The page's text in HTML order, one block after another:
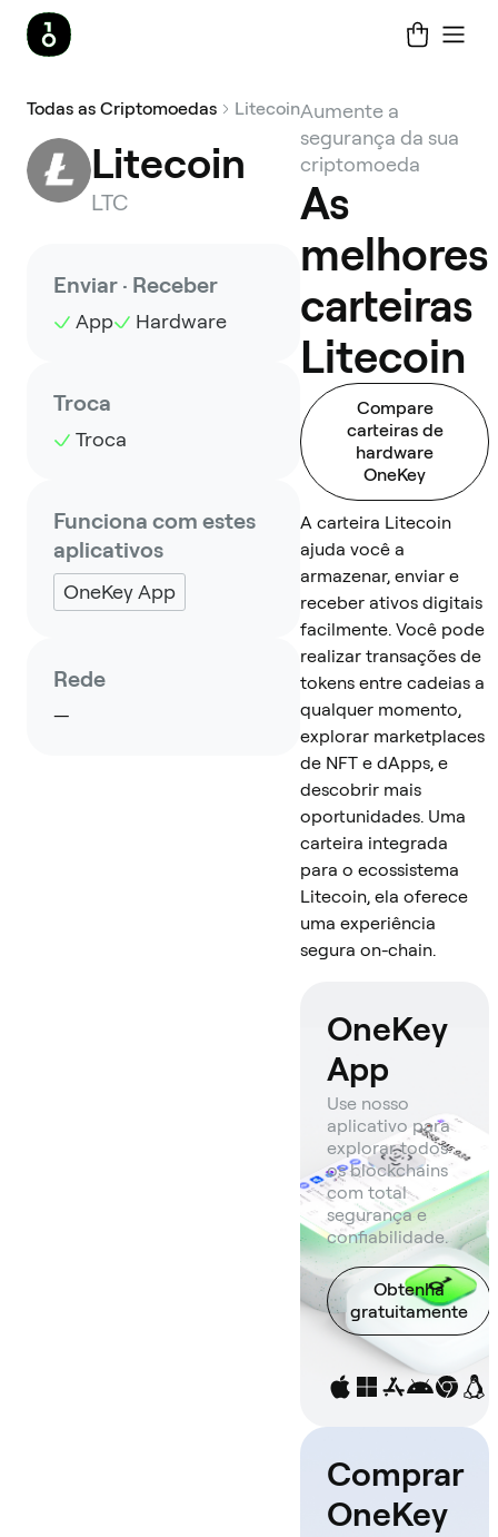
Todas as Criptomoedas Litecoin
Litecoin
LTC
Enviar · Receber
App Hardware
Troca
Troca
Funciona com estes
aplicativos
OneKey App
Rede
—
Aumente a
segurança da sua
criptomoeda
As
melhores
carteiras
Litecoin
Compare
carteiras de
hardware
OneKey
A carteira Litecoin
ajuda você a
armazenar, enviar e
receber ativos digitais
facilmente. Você pode
realizar transações de
tokens entre cadeias a
qualquer momento,
explorar marketplaces
de NFT e dApps, e
descobrir mais
oportunidades. Uma
carteira integrada
para o ecossistema
Litecoin, ela oferece
uma experiência
segura on-chain.
OneKey
App
Use nosso
aplicativo para
explorar todos
os blockchains
com total
segurança e
confiabilidade.
Obtenha
gratuitamente
Comprar
OneKey